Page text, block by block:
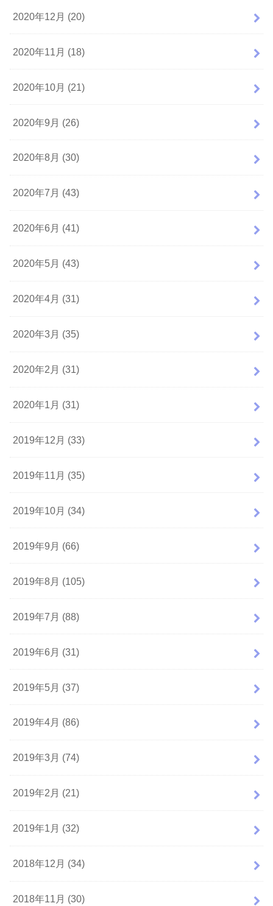
2020年12月 (20)
2020年11月 (18)
2020年10月 (21)
2020年9月 (26)
2020年8月 (30)
2020年7月 (43)
2020年6月 (41)
2020年5月 (43)
2020年4月 (31)
2020年3月 (35)
2020年2月 (31)
2020年1月 (31)
2019年12月 (33)
2019年11月 (35)
2019年10月 (34)
2019年9月 (66)
2019年8月 (105)
2019年7月 (88)
2019年6月 (31)
2019年5月 (37)
2019年4月 (86)
2019年3月 (74)
2019年2月 (21)
2019年1月 (32)
2018年12月 (34)
2018年11月 (30)